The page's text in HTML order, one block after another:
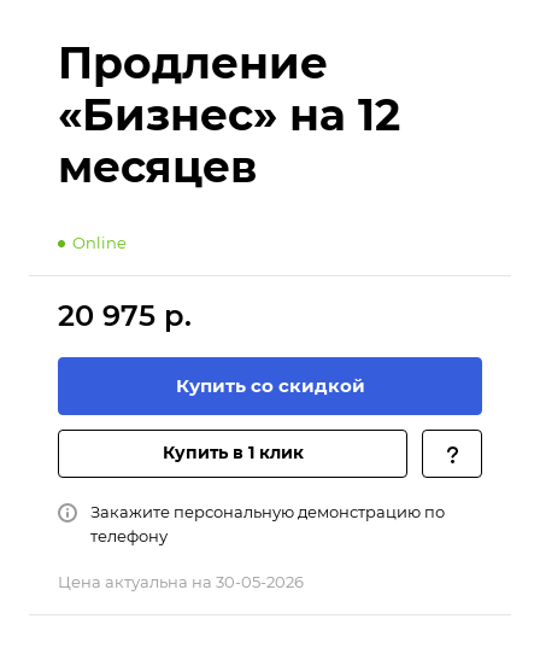
Продление
«Бизнес» на 12
месяцев
Online
20 975 р.
Купить со скидкой
Купить в 1 клик
Закажите персональную демонстрацию по
телефону
Цена актуальна на 30-05-2026